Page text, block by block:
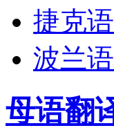
捷克
波兰
母语翻